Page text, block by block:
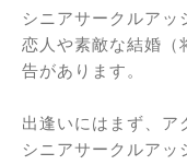
シニアサークルアッ
恋人や素敵な結婚（
告があります。
出逢いにはまず、ア
シニアサークルアッ